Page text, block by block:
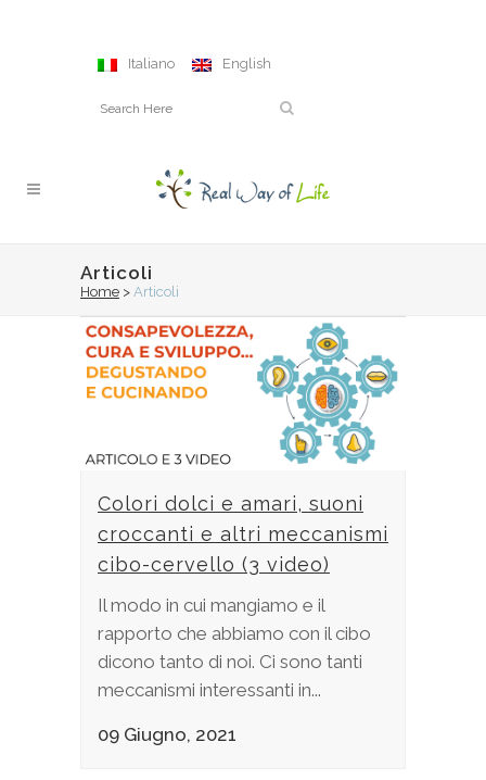
Italiano English
Articoli
Home > Articoli
Colori dolci e amari, suoni
croccanti e altri meccanismi
cibo-cervello (3 video)
Il modo in cui mangiamo e il
rapporto che abbiamo con il cibo
dicono tanto di noi. Ci sono tanti
meccanismi interessanti in...
09 Giugno, 2021